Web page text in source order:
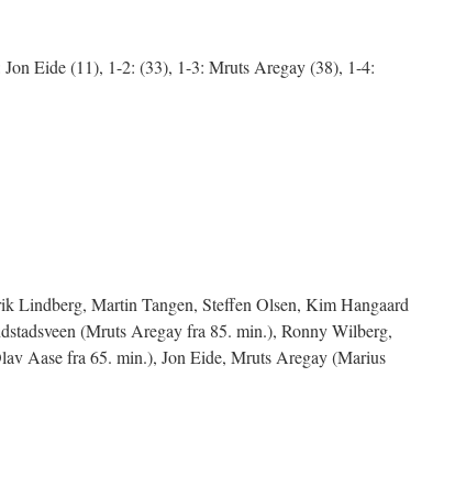
Eide (11), 1-2: (33), 1-3: Mruts Aregay (38), 1-4:
Lindberg, Martin Tangen, Steffen Olsen, Kim Hangaard
(Mruts Aregay fra 85. min.), Ronny Wilberg,
Aase fra 65. min.), Jon Eide, Mruts Aregay (Marius